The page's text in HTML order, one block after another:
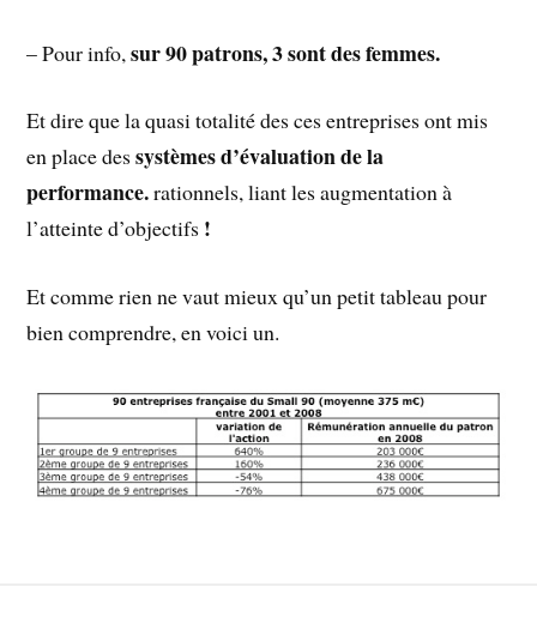
– Pour info, sur 90 patrons, 3 sont des femmes.
Et dire que la quasi totalité des ces entreprises ont mis
en place dessystèmes d’évaluation de la
performance.rationnels, liant les augmentation à
l’atteinte d’objectifs !
Et comme rien ne vaut mieux qu’un petit tableau pour
bien comprendre, en voici un.